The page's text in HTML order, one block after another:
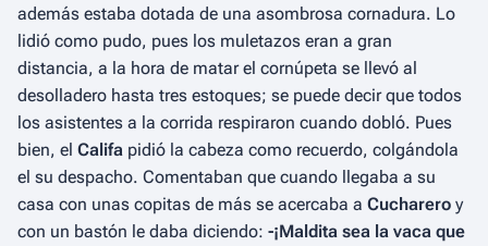
además estaba dotada de una asombrosa cornadura. Lo
lidió como pudo, pues los muletazos eran a gran
distancia, a la hora de matar el cornúpeta se llevó al
desolladero hasta tres estoques; se puede decir que todos
los asistentes a la corrida respiraron cuando dobló. Pues
bien, el Califa pidió la cabeza como recuerdo, colgándola
el su despacho. Comentaban que cuando llegaba a su
casa con unas copitas de más se acercaba a Cucharero y
con un bastón le daba diciendo: -¡Maldita sea la vaca que